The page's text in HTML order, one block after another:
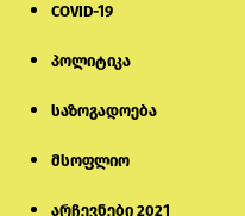
COVID-19
პოლიტიკა
საზოგადოება
მსოფლიო
არჩევნები 2021